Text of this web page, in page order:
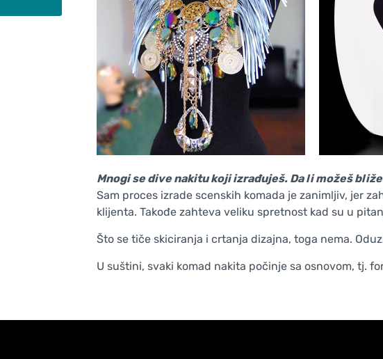
Mnogi se dive nakitu koji izrađuješ. Da li možeš
Sam proces izrade scenskih komada je zanimljiv, jer
klijenta. Takođe zahteva veliku spretnost kad su u
Što se tiče skiciranja i crtanja dizajna, toga nema.
U suštini, svaki komad nakita počinje sa osnovom, tj.